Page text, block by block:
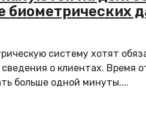
биометрических
систему хотят
о клиентах. Время
больше одной минуты....